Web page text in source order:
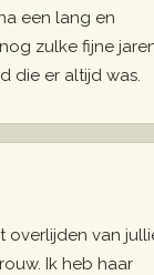
een lang en
zulke fijne
die er altijd was.
overlijden van
Ik heb haar